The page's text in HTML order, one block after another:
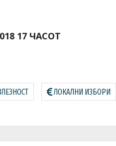
17 ЧАСОТ
ЛОКАЛНИ ИЗБОРИ